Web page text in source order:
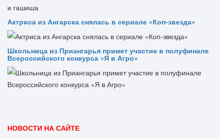
Актриса из Ангарска снялась в сериале «Коп-звезда»
Школьница из Приангарья примет участие в полуфинале
Всероссийского конкурса «Я в Агро»
НОВОСТИ НА САЙТЕ